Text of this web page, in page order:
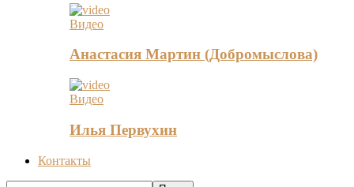
Видео
Анастасия Мартин (Добромыслова)
Видео
Илья Первухин
Контакты